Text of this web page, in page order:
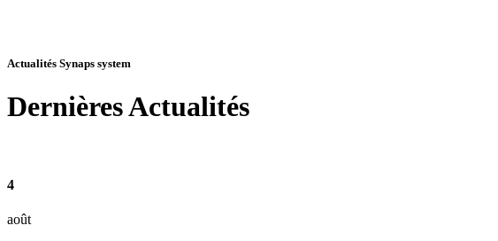
Actualités Synaps system
DernièresActualités
4
août